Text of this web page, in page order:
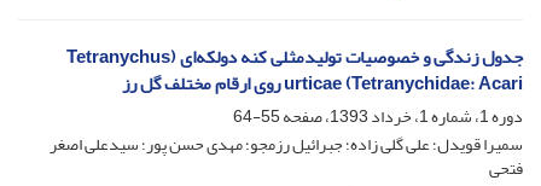
جدول زندگی و خصوصیات تولیدمثلی کنه دولکه‌ای (Tetranychus
urticae (Tetranychidae: Acari روی ارقام مختلف گل رز
دوره 1، شماره 1، خرداد 1393، صفحه
55-64
سمیرا قویدل؛ علی گلی زاده؛ جبرائیل رزمجو؛ مهدی حسن پور؛ سیدعلی اصغر
فتحی